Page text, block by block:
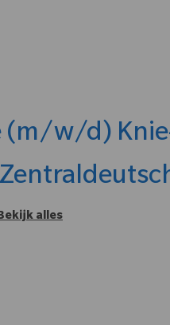
(m/w/d)
alles